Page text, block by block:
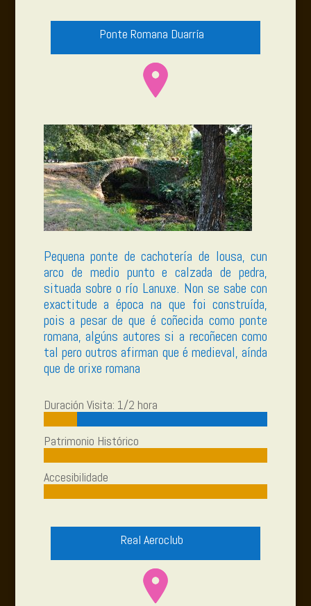
Ponte Romana Duarría
Pequena ponte de cachotería de lousa, cun
arco de medio punto e calzada de pedra,
situada sobre o río Lanuxe. Non se sabe con
exactitude a época na que foi construída,
pois a pesar de que é coñecida como ponte
romana, algúns autores si a recoñecen como
tal pero outros afirman que é medieval, aínda
que de orixe romana
Duración Visita: 1/2 hora
Patrimonio Histórico
Accesibilidade
Real Aeroclub